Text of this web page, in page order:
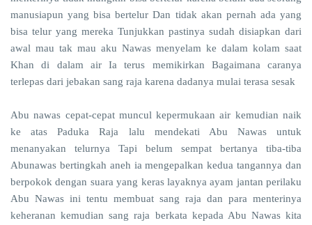
manusiapun yang bisa bertelur Dan tidak akan pernah ada yang
bisa telur yang mereka Tunjukkan pastinya sudah disiapkan dari
awal mau tak mau aku Nawas menyelam ke dalam kolam saat
Khan di dalam air Ia terus memikirkan Bagaimana caranya
terlepas dari jebakan sang raja karena dadanya mulai terasa sesak
Abu nawas cepat-cepat muncul kepermukaan air kemudian naik
ke atas Paduka Raja lalu mendekati Abu Nawas untuk
menanyakan telurnya Tapi belum sempat bertanya tiba-tiba
Abunawas bertingkah aneh ia mengepalkan kedua tangannya dan
berpokok dengan suara yang keras layaknya ayam jantan perilaku
Abu Nawas ini tentu membuat sang raja dan para menterinya
keheranan kemudian sang raja berkata kepada Abu Nawas kita